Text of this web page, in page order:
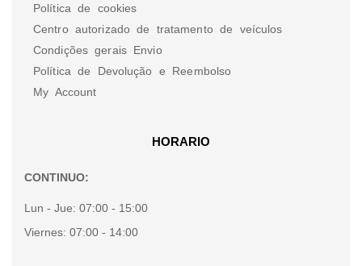
Política de cookies
Centro autorizado de tratamento de veículos
Condições gerais Envio
Política de Devolução e Reembolso
My Account
HORARIO
CONTINUO:
Lun - Jue: 07:00 - 15:00
Viernes: 07:00 - 14:00